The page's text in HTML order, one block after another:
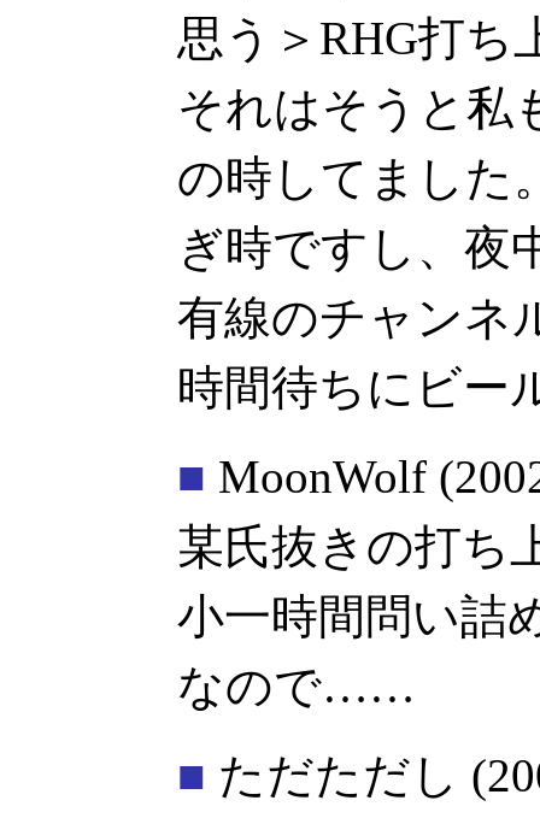
思う＞RHG打ち
それはそうと私
の時してました
ぎ時ですし、夜
有線のチャンネ
時間待ちにビー
■ MoonWolf
某氏抜きの打ち
小一時間問い詰
なので……
■ ただただし